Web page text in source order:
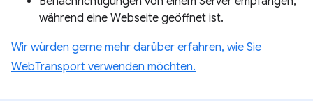
während eine Webseite geöffnet ist.
Wir würden gerne mehr darüber erfahren, wie Sie
WebTransport verwenden möchten.